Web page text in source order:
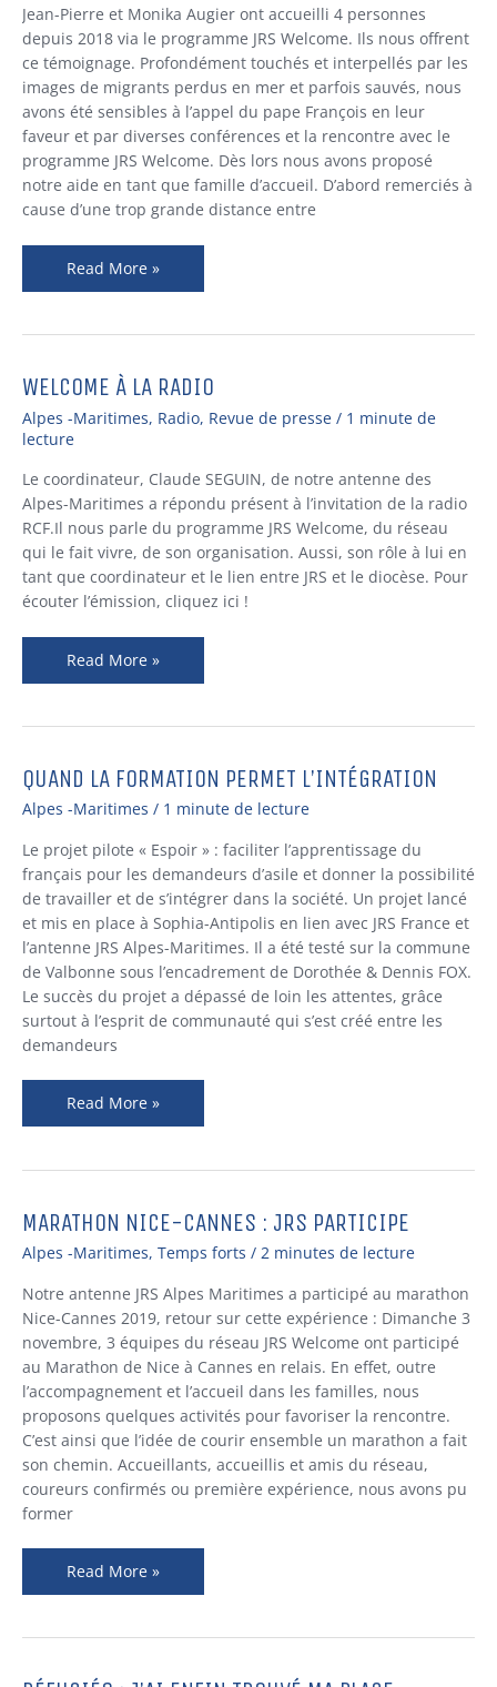
Jean-Pierre et Monika Augier ont accueilli 4 personnes
depuis 2018 via le programme JRS Welcome. Ils nous offrent
ce témoignage. Profondément touchés et interpellés par les
images de migrants perdus en mer et parfois sauvés, nous
avons été sensibles à l’appel du pape François en leur
faveur et par diverses conférences et la rencontre avec le
programme JRS Welcome. Dès lors nous avons proposé
notre aide en tant que famille d’accueil. D’abord remerciés à
cause d’une trop grande distance entre
MONIKA
AUGIER,
FAMILLE
D’ACCUEIL
JRS
WELCOME
Read More »
WELCOME À LA RADIO
Alpes -Maritimes, Radio, Revue de presse / 1 minute de
lecture
Le coordinateur, Claude SEGUIN, de notre antenne des
Alpes-Maritimes a répondu présent à l’invitation de la radio
RCF.Il nous parle du programme JRS Welcome, du réseau
qui le fait vivre, de son organisation. Aussi, son rôle à lui en
tant que coordinateur et le lien entre JRS et le diocèse. Pour
écouter l’émission, cliquez ici !
WELCOME
À
LA
Read More »
QUAND LA FORMATION PERMET L’INTÉGRATION
Alpes -Maritimes / 1 minute de lecture
Le projet pilote « Espoir » : faciliter l’apprentissage du
français pour les demandeurs d’asile et donner la possibilité
de travailler et de s’intégrer dans la société. Un projet lancé
et mis en place à Sophia-Antipolis en lien avec JRS France et
l’antenne JRS Alpes-Maritimes. Il a été testé sur la commune
de Valbonne sous l’encadrement de Dorothée & Dennis FOX.
Le succès du projet a dépassé de loin les attentes, grâce
surtout à l’esprit de communauté qui s’est créé entre les
demandeurs
QUAND
LA
PERMET
L’INTÉGRATION
Read More »
MARATHON NICE-CANNES : JRS PARTICIPE
Alpes -Maritimes, Temps forts / 2 minutes de lecture
Notre antenne JRS Alpes Maritimes a participé au marathon
Nice-Cannes 2019, retour sur cette expérience : Dimanche 3
novembre, 3 équipes du réseau JRS Welcome ont participé
au Marathon de Nice à Cannes en relais. En effet, outre
l’accompagnement et l’accueil dans les familles, nous
proposons quelques activités pour favoriser la rencontre.
C’est ainsi que l’idée de courir ensemble un marathon a fait
son chemin. Accueillants, accueillis et amis du réseau,
coureurs confirmés ou première expérience, nous avons pu
former
MARATHON
NICE-
:
JRS
PARTICIPE
Read More »